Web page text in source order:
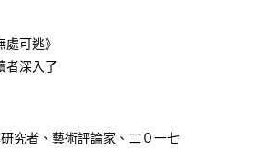
可逃》
者深入了
究者、藝術評論家、二０一七